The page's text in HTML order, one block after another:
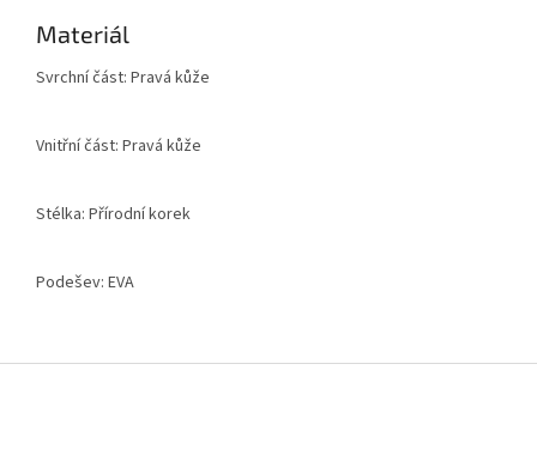
Materiál
Svrchní část: Pravá kůže
Vnitřní část: Pravá kůže
Stélka: Přírodní korek
Podešev: EVA